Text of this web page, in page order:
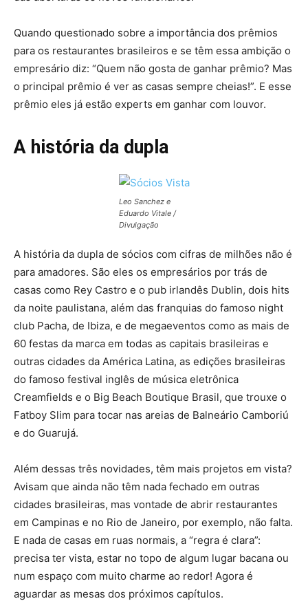
Quando questionado sobre a importância dos prêmios
para os restaurantes brasileiros e se têm essa ambição o
empresário diz: “Quem não gosta de ganhar prêmio? Mas
o principal prêmio é ver as casas sempre cheias!”. E esse
prêmio eles já estão experts em ganhar com louvor.
A história da dupla
Leo Sanchez e
Eduardo Vitale /
Divulgação
A história da dupla de sócios com cifras de milhões não é
para amadores. São eles os empresários por trás de
casas como Rey Castro e o pub irlandês Dublin, dois hits
da noite paulistana, além das franquias do famoso night
club Pacha, de Ibiza, e de megaeventos como as mais de
60 festas da marca em todas as capitais brasileiras e
outras cidades da América Latina, as edições brasileiras
do famoso festival inglês de música eletrônica
Creamfields e o Big Beach Boutique Brasil, que trouxe o
Fatboy Slim para tocar nas areias de Balneário Camboriú
e do Guarujá.
Além dessas três novidades, têm mais projetos em vista?
Avisam que ainda não têm nada fechado em outras
cidades brasileiras, mas vontade de abrir restaurantes
em Campinas e no Rio de Janeiro, por exemplo, não falta.
E nada de casas em ruas normais, a “regra é clara”:
precisa ter vista, estar no topo de algum lugar bacana ou
num espaço com muito charme ao redor! Agora é
aguardar as mesas dos próximos capítulos.